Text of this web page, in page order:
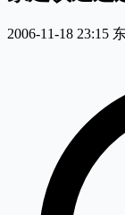
2006-11-18 23:15